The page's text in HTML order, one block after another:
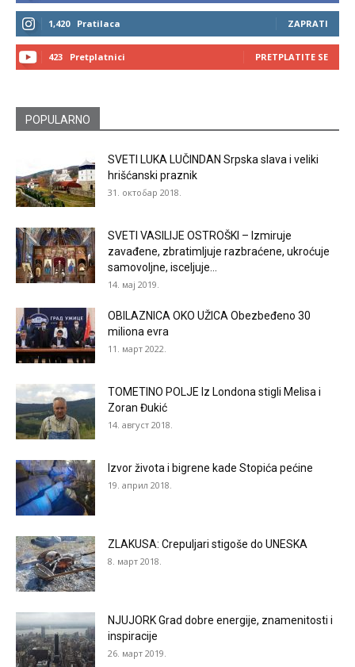
1,420 Pratilaca ZAPRATI
423 Pretplatnici PRETPLATITE SE
POPULARNO
SVETI LUKA LUČINDAN Srpska slava i veliki
hrišćanski praznik
31. октобар 2018.
SVETI VASILIJE OSTROŠKI – Izmiruje
zavađene, zbratimljuje razbraćene, ukroćuje
samovoljne, isceljuje...
14. мај 2019.
OBILAZNICA OKO UŽICA Obezbeđeno 30
miliona evra
11. март 2022.
TOMETINO POLJE Iz Londona stigli Melisa i
Zoran Đukić
14. август 2018.
Izvor života i bigrene kade Stopića pećine
19. април 2018.
ZLAKUSA: Crepuljari stigoše do UNESKA
8. март 2018.
NJUJORK Grad dobre energije, znamenitosti i
inspiracije
26. март 2019.